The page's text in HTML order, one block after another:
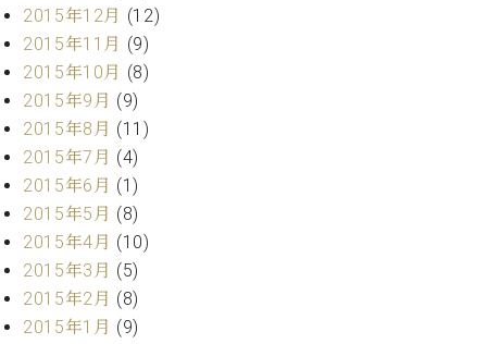
2015年12月 (12)
2015年11月 (9)
2015年10月 (8)
2015年9月 (9)
2015年8月 (11)
2015年7月 (4)
2015年6月 (1)
2015年5月 (8)
2015年4月 (10)
2015年3月 (5)
2015年2月 (8)
2015年1月 (9)